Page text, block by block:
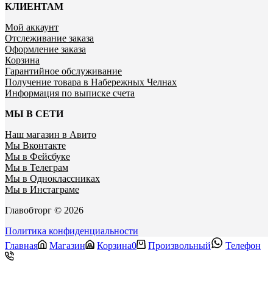
КЛИЕНТАМ
Мой аккаунт
Отслеживание заказа
Оформление заказа
Корзина
Гарантийное обслуживание
Получение товара в Набережных Челнах
Информация по выписке счета
МЫ В СЕТИ
Наш магазин в Авито
Мы Вконтакте
Мы в Фейсбуке
Мы в Телеграм
Мы в Одноклассниках
Мы в Инстаграме
Главобторг © 2026
Политика конфиденциальности
Главная
Магазин Корзина0 Произвольный Телефон